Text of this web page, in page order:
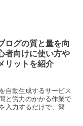
ログの質と量を向
者向けに使い方や
リットを紹介
自動生成するサービス
と労力のかかる作業で
入力するだけで、簡単